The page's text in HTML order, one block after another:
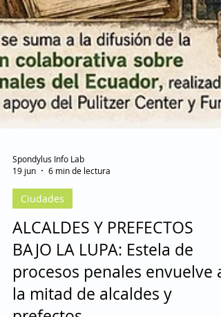
Spondylus Info Lab
19 jun
6 min de lectura
Ciudades
ALCALDES Y PREFECTOS
BAJO LA LUPA: Estela de